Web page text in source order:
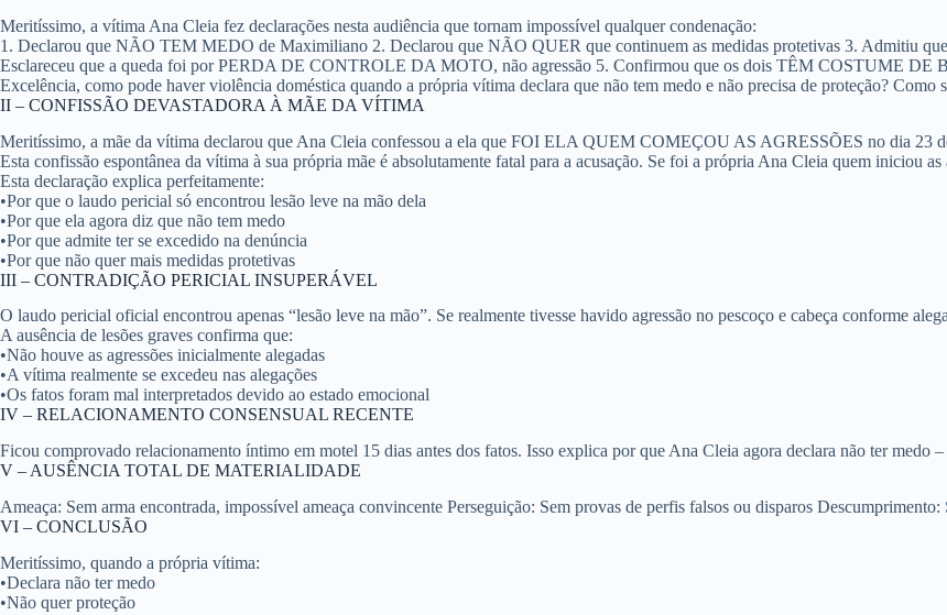
Meritíssimo, a vítima Ana Cleia fez declarações nesta audiência que tornam impossível qualquer condenação:
1. Declarou que NÃO TEM MEDO de Maximiliano 2. Declarou que NÃO QUER que continuem as medidas protetivas 3. Admitiu
Esclareceu que a queda foi por PERDA DE CONTROLE DA MOTO, não agressão 5. Confirmou que os dois TÊM COSTUME DE
Excelência, como pode haver violência doméstica quando a própria vítima declara que não tem medo e não precisa de proteção? Como
II – CONFISSÃO DEVASTADORA À MÃE DA VÍTIMA
Meritíssimo, a mãe da vítima declarou que Ana Cleia confessou a ela que FOI ELA QUEM COMEÇOU AS AGRESSÕES no dia 23
Esta confissão espontânea da vítima à sua própria mãe é absolutamente fatal para a acusação. Se foi a própria Ana Cleia quem iniciou
Esta declaração explica perfeitamente:
•Por que o laudo pericial só encontrou lesão leve na mão dela
•Por que ela agora diz que não tem medo
•Por que admite ter se excedido na denúncia
•Por que não quer mais medidas protetivas
III – CONTRADIÇÃO PERICIAL INSUPERÁVEL
O laudo pericial oficial encontrou apenas “lesão leve na mão”. Se realmente tivesse havido agressão no pescoço e cabeça conforme
A ausência de lesões graves confirma que:
•Não houve as agressões inicialmente alegadas
•A vítima realmente se excedeu nas alegações
•Os fatos foram mal interpretados devido ao estado emocional
IV – RELACIONAMENTO CONSENSUAL RECENTE
Ficou comprovado relacionamento íntimo em motel 15 dias antes dos fatos. Isso explica por que Ana Cleia agora declara não ter medo
V – AUSÊNCIA TOTAL DE MATERIALIDADE
Ameaça: Sem arma encontrada, impossível ameaça convincente Perseguição: Sem provas de perfis falsos ou disparos Descumprimento:
VI – CONCLUSÃO
Meritíssimo, quando a própria vítima:
•Declara não ter medo
•Não quer proteção